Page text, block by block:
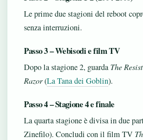
Le prime due stagioni del reboot
senza interruzioni.
Passo 3 – Webisodi e film TV
Dopo la stagione 2, guarda The
Razor(La Tana dei Goblin).
Passo 4 – Stagione 4 e finale
La quarta stagione è divisa in due
Zinefilo). Concludi con il film TV